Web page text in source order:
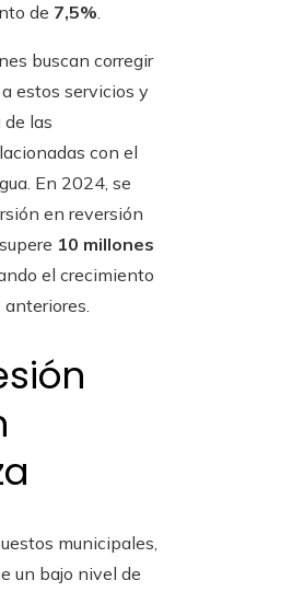
de 7,5%.
buscan corregir
estos servicios y
las
con el
En 2024, se
en reversión
10 millones
el crecimiento
municipales,
un bajo nivel de